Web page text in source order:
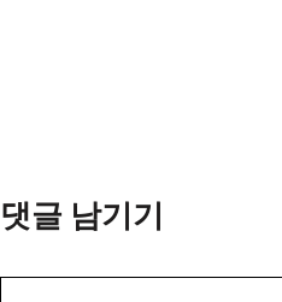
댓글 남기기